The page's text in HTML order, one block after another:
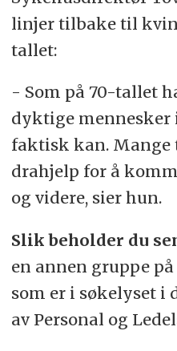
linjer tilbake til
tallet:
- Som på 70-tallet
dyktige mennesker
faktisk kan.
drahjelp for å
og videre, sier hun.
Slik beholder du
en annen gruppe
som er i søkelyset i
av Personal og